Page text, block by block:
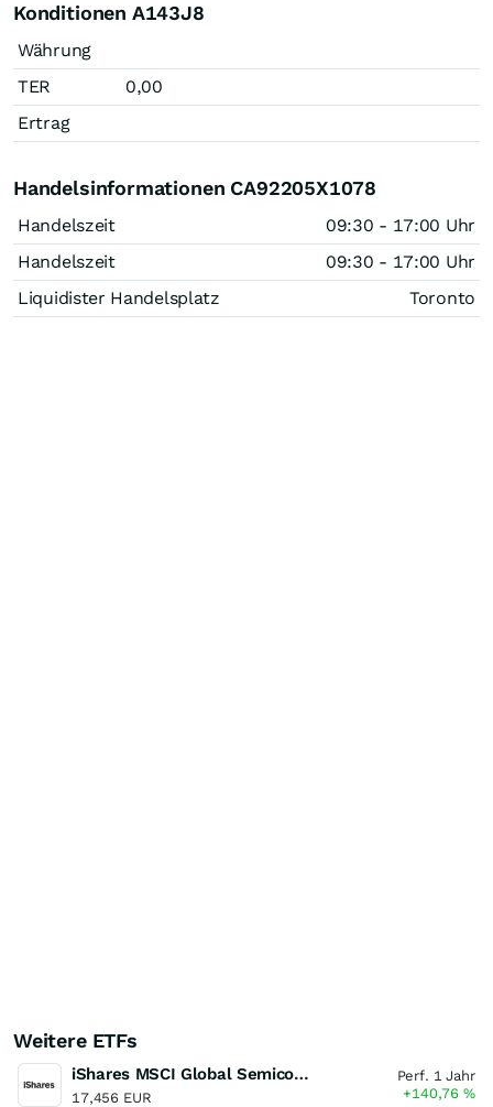
Konditionen A143J8
Währung
TER
0,00
Ertrag
Handelsinformationen CA92205X1078
Handelszeit
09:30 - 17:00 Uhr
Handelszeit
09:30 - 17:00 Uhr
Liquidister Handelsplatz
Toronto
Weitere ETFs
iShares MSCI Global Semiconductors UCITS ETF USD (Acc)
17,456 EUR
Perf. 1 Jahr
+140,76%